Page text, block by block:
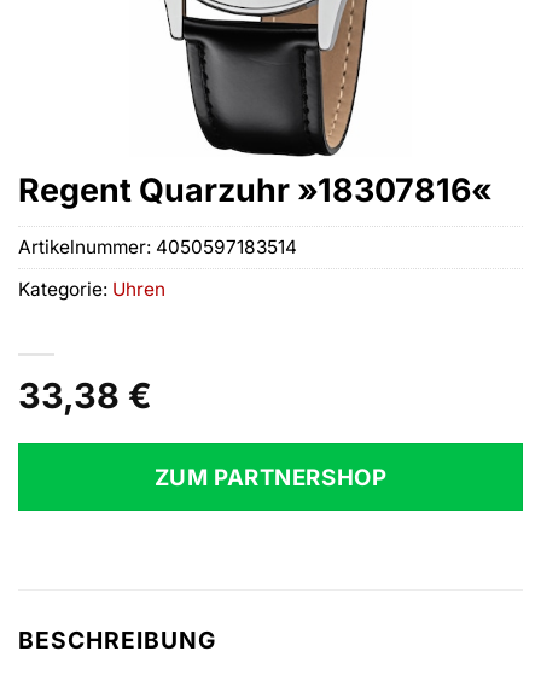
Regent Quarzuhr »18307816«
33,38 €
ZUM PARTNERSHOP
Artikelnummer: 4050597183514
Kategorie: Uhren
BESCHREIBUNG